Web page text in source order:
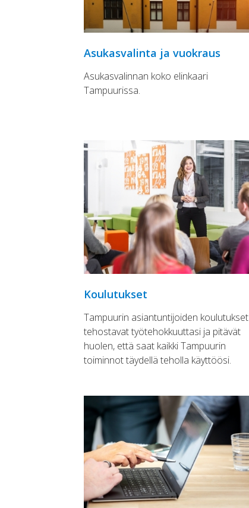
Asukasvalinta ja vuokraus
Asukasvalinnan koko elinkaari
Tampuurissa.
Koulutukset
Tampuurin asiantuntijoiden koulutukset
tehostavat työtehokkuuttasi ja pitävät
huolen, että saat kaikki Tampuurin
toiminnot täydellä teholla käyttöösi.